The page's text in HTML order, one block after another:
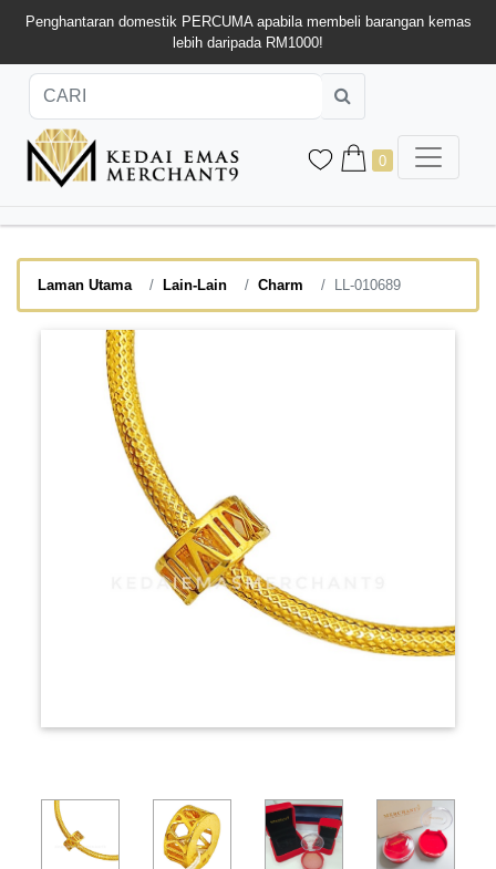
Penghantaran domestik PERCUMA apabila membeli barangan kemas
lebih daripada RM1000!
0
Laman Utama Lain-Lain Charm LL-010689